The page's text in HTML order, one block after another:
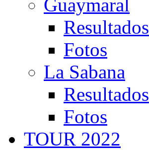
Guaymaral
Resultados
Fotos
La Sabana
Resultados
Fotos
TOUR 2022